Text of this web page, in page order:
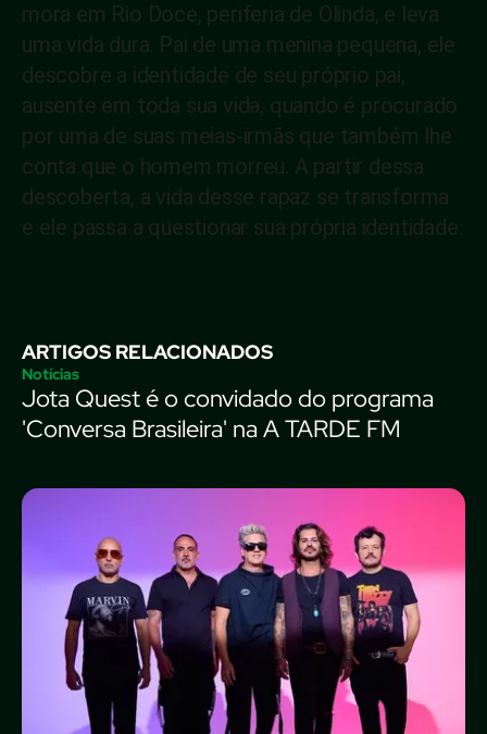
mora em Rio Doce, periferia de Olinda, e leva
uma vida dura. Pai de uma menina pequena, ele
descobre a identidade de seu próprio pai,
ausente em toda sua vida, quando é procurado
por uma de suas meias-irmãs que também lhe
conta que o homem morreu. A partir dessa
descoberta, a vida desse rapaz se transforma
e ele passa a questionar sua própria identidade.
ARTIGOS RELACIONADOS
Notícias
Jota Quest é o convidado do programa
'Conversa Brasileira' na A TARDE FM